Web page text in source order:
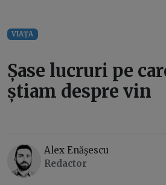
VIAȚA
Șase lucruri pe
știam despre vin
Alex Enăşescu
Redactor